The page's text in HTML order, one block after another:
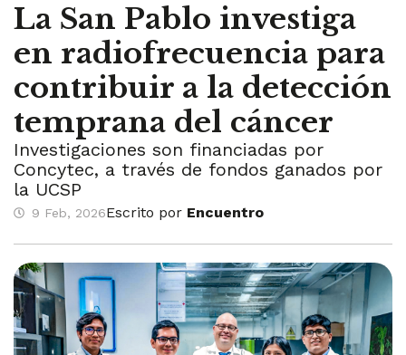
La San Pablo investiga
en radiofrecuencia para
contribuir a la detección
temprana del cáncer
Investigaciones son financiadas por
Concytec, a través de fondos ganados por
la UCSP
9 Feb, 2026Escrito por Encuentro